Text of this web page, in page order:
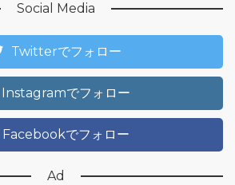
Social Media
Twitterでフォロー
Instagramでフォロー
Facebookでフォロー
Ad